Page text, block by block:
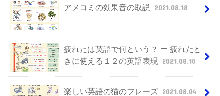
アメコミの効果音の取説 2021.08.18
疲れたは英語で何という？ ー 疲れたと
きに使える１２の英語表現
2021.08.10
楽しい英語の猫のフレーズ 2021.08.04